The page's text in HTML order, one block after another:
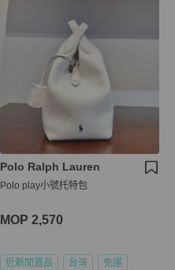
Polo Ralph Lauren
Polo play小號托特包
MOP 2,570
近新閒置品 台灣 免運